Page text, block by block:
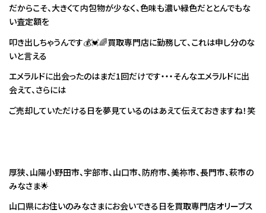
だからこそ、大きくて内包物が少なく、色味も濃い緑色だととんでもな
い査定額を
叩き出しちゃうんです💰💓🌈買取専門店に勤務して、これは申し分のな
いと言える
エメラルドに出会ったのはまだ1回だけです・・・そんなエメラルドに出
会えて、さらには
ご売却していただける日を夢見ているのはあえて伝えておきますね！笑
厚狭、山陽小野田市、宇部市、山口市、防府市、美祢市、長門市、萩市の
みなさま🌟
山口県にお住いのみなさまにお会いできる日を買取専門店オリーブス